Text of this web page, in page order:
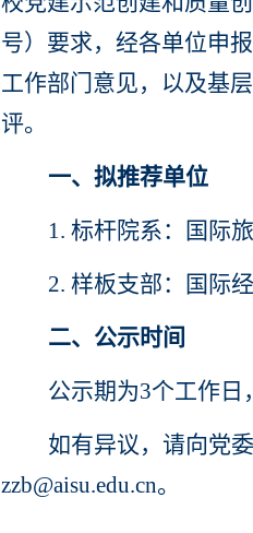
号） 要求， 经各单位申
工作部门意见，以及基
评。
一、拟推荐单位
1. 标杆院系： 国际
2. 样板支部： 国际
二、公示时间
公示期为3个工作日
如有异议，请向党
zzb@aisu.edu.cn。